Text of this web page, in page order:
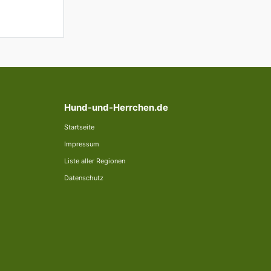
Hund-und-Herrchen.de
Startseite
Impressum
Liste aller Regionen
Datenschutz